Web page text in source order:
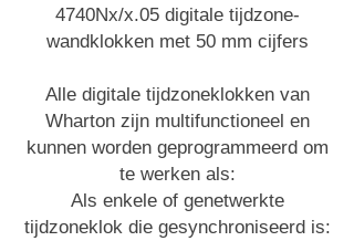
4740Nx/x.05 digitale tijdzone-
wandklokken met 50 mm cijfers
Alle digitale tijdzoneklokken van
Wharton zijn multifunctioneel en
kunnen worden geprogrammeerd om
te werken als:
Als enkele of genetwerkte
tijdzoneklok die gesynchroniseerd is: